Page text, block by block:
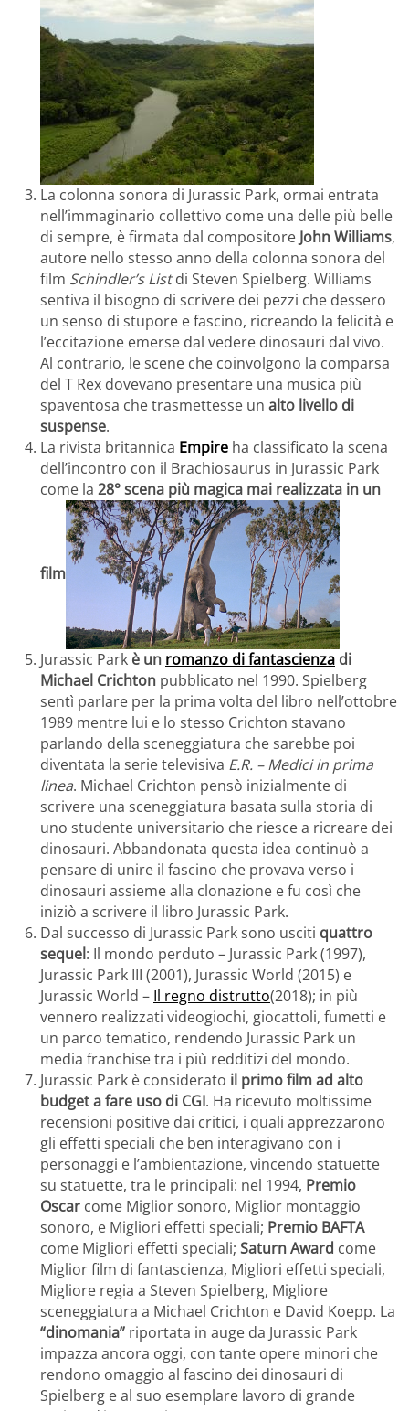
La colonna sonora di Jurassic Park, ormai entrata
nell’immaginario collettivo come una delle più belle
di sempre, è firmata dal compositore John Williams,
autore nello stesso anno della colonna sonora del
film Schindler’s Listdi Steven Spielberg. Williams
sentiva il bisogno di scrivere dei pezzi che dessero
un senso di stupore e fascino, ricreando la felicità e
l’eccitazione emerse dal vedere dinosauri dal vivo.
Al contrario, le scene che coinvolgono la comparsa
del T Rex dovevano presentare una musica più
spaventosa che trasmettesse un alto livello di
suspense.
La rivista britannica Empire ha classificato la scena
dell’incontro con il Brachiosaurus in Jurassic Park
come la 28° scena più magica mai realizzata in un
film
Jurassic Park è un romanzo di fantascienza di
Michael Crichton pubblicato nel 1990. Spielberg
sentì parlare per la prima volta del libro nell’ottobre
1989 mentre lui e lo stesso Crichton stavano
parlando della sceneggiatura che sarebbe poi
diventata la serie televisiva E.R. – Medici in prima
linea. Michael Crichton pensò inizialmente di
scrivere una sceneggiatura basata sulla storia di
uno studente universitario che riesce a ricreare dei
dinosauri. Abbandonata questa idea continuò a
pensare di unire il fascino che provava verso i
dinosauri assieme alla clonazione e fu così che
iniziò a scrivere il libro Jurassic Park.
Dal successo di Jurassic Park sono usciti quattro
sequel: Il mondo perduto – Jurassic Park (1997),
Jurassic Park III (2001), Jurassic World (2015) e
Jurassic World – Il regno distrutto(2018); in più
vennero realizzati videogiochi, giocattoli, fumetti e
un parco tematico, rendendo Jurassic Park un
media franchise tra i più redditizi del mondo.
Jurassic Park è considerato il primo film ad alto
budget a fare uso di CGI. Ha ricevuto moltissime
recensioni positive dai critici, i quali apprezzarono
gli effetti speciali che ben interagivano con i
personaggi e l’ambientazione, vincendo statuette
su statuette, tra le principali: nel 1994, Premio
Oscar come Miglior sonoro, Miglior montaggio
sonoro, e Migliori effetti speciali; Premio BAFTA
come Migliori effetti speciali; Saturn Award come
Miglior film di fantascienza, Migliori effetti speciali,
Migliore regia a Steven Spielberg, Migliore
sceneggiatura a Michael Crichton e David Koepp. La
“dinomania” riportata in auge da Jurassic Park
impazza ancora oggi, con tante opere minori che
rendono omaggio al fascino dei dinosauri di
Spielberg e al suo esemplare lavoro di grande